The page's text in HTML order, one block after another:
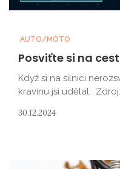
AUTO/MOTO
Posviťte si na
Když si na silnici
kravinu jsi udělal.
30.12.2024